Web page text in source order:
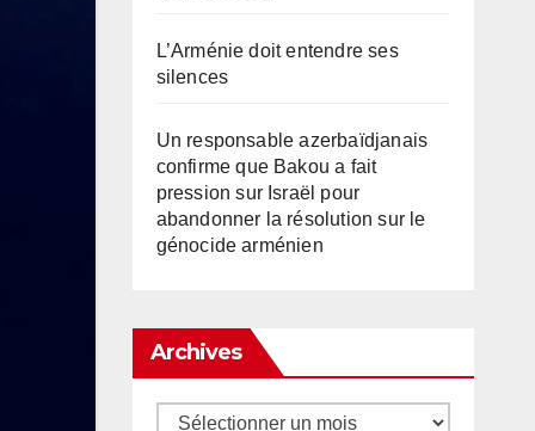
L’Arménie doit entendre ses
silences
Un responsable azerbaïdjanais
confirme que Bakou a fait
pression sur Israël pour
abandonner la résolution sur le
génocide arménien
Archives
Archives